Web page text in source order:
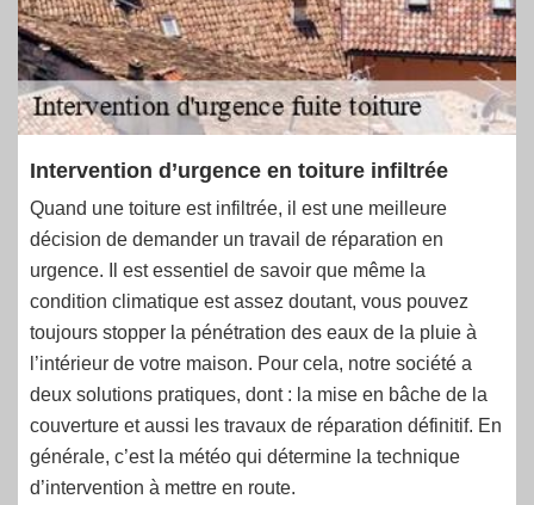
Intervention d’urgence en toiture infiltrée
Quand une toiture est infiltrée, il est une meilleure
décision de demander un travail de réparation en
urgence. Il est essentiel de savoir que même la
condition climatique est assez doutant, vous pouvez
toujours stopper la pénétration des eaux de la pluie à
l’intérieur de votre maison. Pour cela, notre société a
deux solutions pratiques, dont : la mise en bâche de la
couverture et aussi les travaux de réparation définitif. En
générale, c’est la météo qui détermine la technique
d’intervention à mettre en route.